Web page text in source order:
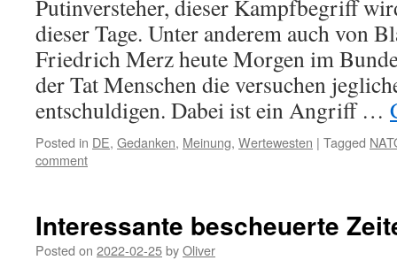
Putinversteher, dieser Kampfbegriff
dieser Tage. Unter anderem auch von
Friedrich Merz heute Morgen im
der Tat Menschen die versuchen
entschuldigen. Dabei ist ein Angriff …
Posted in DE, Gedanken, Meinung, Wertewesten | Tagged
comment
Interessante bescheuerte
Posted on 2022-02-25byOliver